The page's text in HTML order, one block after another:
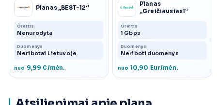
Planas „BEST-12“
Greitis
Nenurodyta
Duomenys
Neribotai Lietuvoje
nuo 9,99 €/mėn.
Planas
„Greičiausias1“
Greitis
1 Gbps
Duomenys
Neriboti duomenys
nuo 10,90 Eur/mėn.